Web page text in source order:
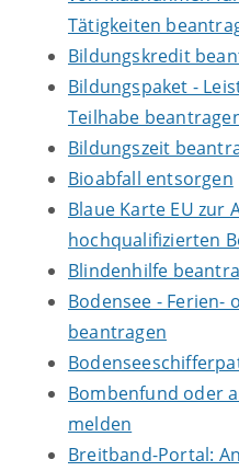
Tätigkeiten
Bildungskredit
Bildungspaket -
Teilhabe
Bildungszeit
Bioabfall entsorgen
Blaue Karte EU zur
hochqualifizierten
Blindenhilfe
Bodensee -
beantragen
Bombenfund oder
melden
Breitband-Portal: